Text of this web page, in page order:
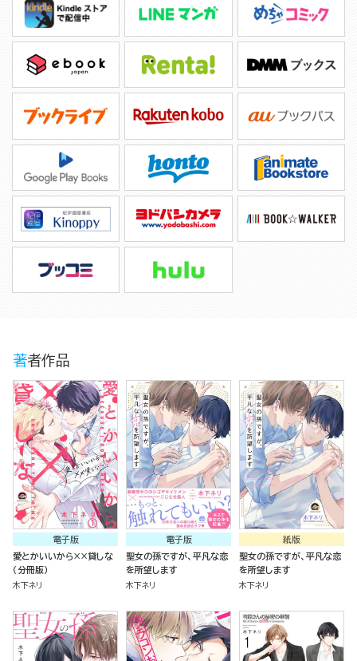
著者作品
電子版
愛とかいいから××貸しな
（分冊版）
木下ネリ
電子版
聖女の孫ですが、平凡な恋
を所望します
木下ネリ
紙版
聖女の孫ですが、平凡な恋
を所望します
木下ネリ